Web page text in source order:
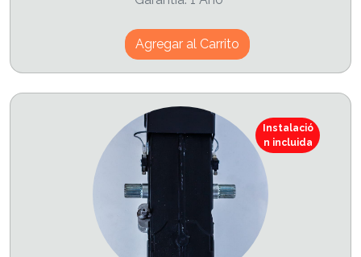
Agregar al Carrito
Instalació
n incluida